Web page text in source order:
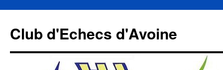
contenu
Club d'Echecs d'Avoine